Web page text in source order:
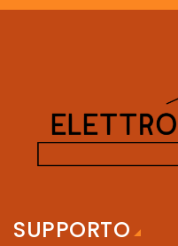
SUPPORTO